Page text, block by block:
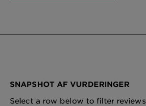
SNAPSHOT AF VURDERINGER
Select a row below to filter reviews